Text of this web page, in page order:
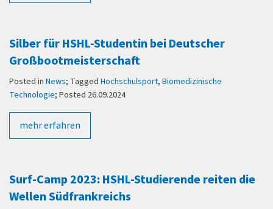
Silber für HSHL-Studentin bei Deutscher
Großbootmeisterschaft
Posted in News; Tagged Hochschulsport, Biomedizinische
Technologie; Posted 26.09.2024
mehr erfahren
Surf-Camp 2023: HSHL-Studierende reiten die
Wellen Südfrankreichs